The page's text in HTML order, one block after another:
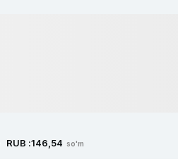
RUB :146,54 so'm